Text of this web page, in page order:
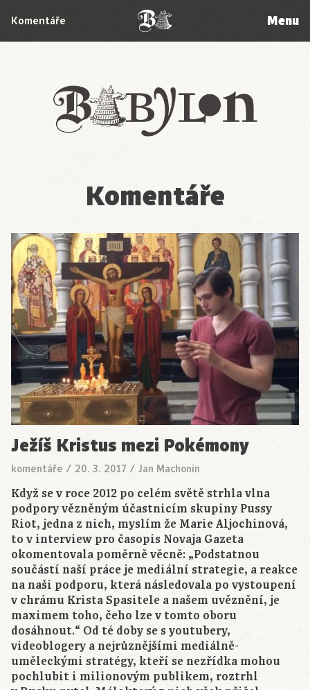
Babylon
Komentáře Menu
Komentáře
Ježíš Kristus mezi Pokémony
komentáře / 20. 3. 2017 / Jan Machonin
Když se v roce 2012 po celém světě strhla vlna
podpory vězněným účastnicím skupiny Pussy
Riot, jedna z nich, myslím že Marie Aljochinová,
to v interview pro časopis Novaja Gazeta
okomentovala poměrně věcně: „Podstatnou
součástí naší práce je mediální strategie, a reakce
na naši podporu, která následovala po vystoupení
v chrámu Krista Spasitele a našem uvěznění, je
maximem toho, čeho lze v tomto oboru
dosáhnout.“ Od té doby se s youtubery,
videoblogery a nejrůznějšími mediálně-
uměleckými stratégy, kteří se nezřídka mohou
pochlubit i milionovým publikem, roztrhl